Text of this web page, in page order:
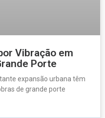
Vibração em
Porte
expansão urbana têm
de grande porte